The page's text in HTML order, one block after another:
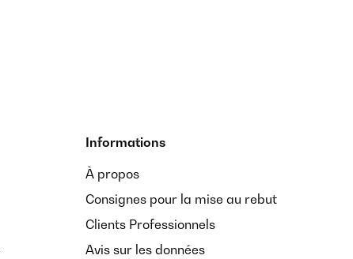
Informations
À propos
Consignes pour la mise au rebut
Clients Professionnels
Avis sur les données